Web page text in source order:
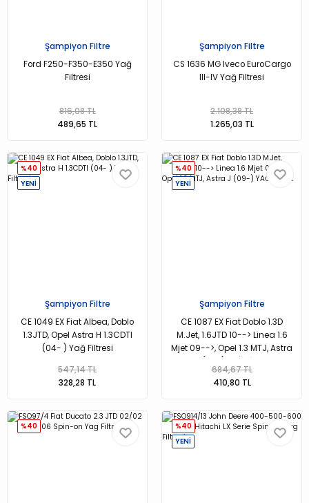
Şampiyon Filtre
Ford F250-F350-E350 Yağ
Filtresi
816,08 TL
489,65 TL
Şampiyon Filtre
CS 1636 MG Iveco EuroCargo
III-IV Yağ Filtresi
2.108,38 TL
1.265,03 TL
%40
YENİ
Şampiyon Filtre
CE 1049 EX Fiat Albea, Doblo
1.3JTD, Opel Astra H 1.3CDTI
(04- ) Yağ Filtresi
547,14 TL
328,28 TL
%40
YENİ
Şampiyon Filtre
CE 1087 EX Fiat Doblo 1.3D
M.Jet, 1.6JTD 10--> Linea 1.6
Mjet 09-->, Opel 1.3 MTJ, Astra
684,67 TL
410,80 TL
%40
%40
YENİ